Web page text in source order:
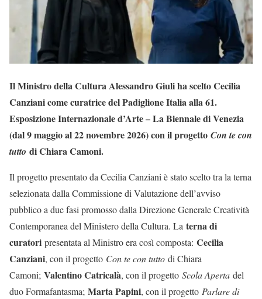
Il Ministro della Cultura Alessandro Giuli ha scelto Cecilia
Canziani come curatrice del Padiglione Italia alla 61.
Esposizione Internazionale d’Arte – La Biennale di Venezia
(dal 9 maggio al 22 novembre 2026) con il progetto Con te con
tutto di Chiara Camoni.
Il progetto presentato da Cecilia Canziani è stato scelto tra la terna
selezionata dalla Commissione di Valutazione dell’avviso
pubblico a due fasi promosso dalla Direzione Generale Creatività
Contemporanea del Ministero della Cultura. La terna di
curatori presentata al Ministro era così composta: Cecilia
Canziani, con il progetto Con te con tutto di Chiara
Camoni; Valentino Catricalà, con il progetto Scola Aperta del
duo Formafantasma; Marta Papini, con il progetto Parlare di